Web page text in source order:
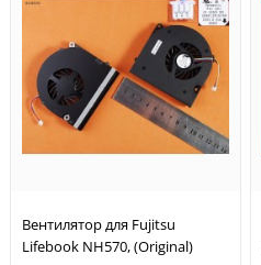
Вентилятор для Fujitsu
Lifebook NH570, (Original)